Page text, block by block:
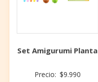
Set Amigurumi Planta
Precio: $9.990